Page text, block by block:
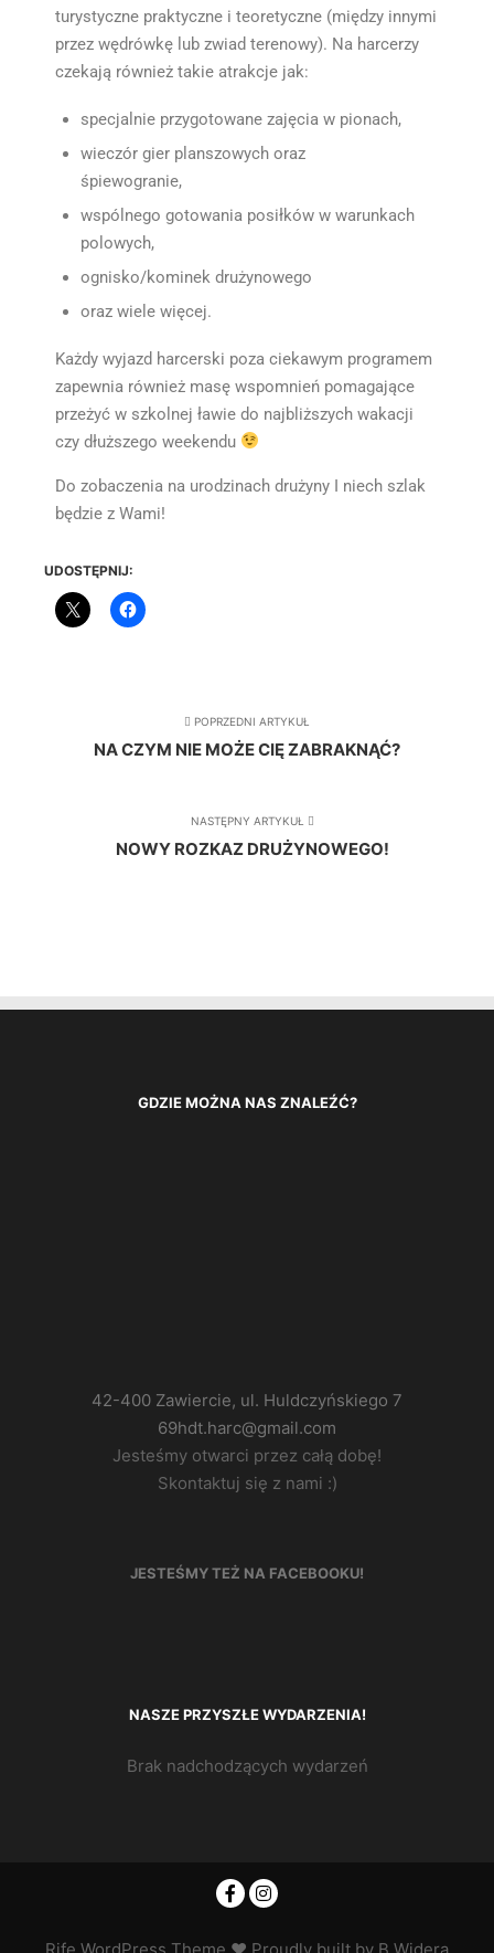
turystyczne praktyczne i teoretyczne (między innymi
przez wędrówkę lub zwiad terenowy). Na harcerzy
czekają również takie atrakcje jak:
specjalnie przygotowane zajęcia w pionach,
wieczór gier planszowych oraz
śpiewogranie,
wspólnego gotowania posiłków w warunkach
polowych,
ognisko/kominek drużynowego
oraz wiele więcej.
Każdy wyjazd harcerski poza ciekawym programem
zapewnia również masę wspomnień pomagające
przeżyć w szkolnej ławie do najbliższych wakacji
czy dłuższego weekendu
Do zobaczenia na urodzinach drużyny I niech szlak
będzie z Wami!
UDOSTĘPNIJ:
POPRZEDNI ARTYKUŁ
NA CZYM NIE MOŻE CIĘ ZABRAKNĄĆ?
NASTĘPNY ARTYKUŁ
NOWY ROZKAZ DRUŻYNOWEGO!
GDZIE MOŻNA NAS ZNALEŹĆ?
42-400 Zawiercie, ul. Huldczyńskiego 7
69hdt.harc@gmail.com
Jesteśmy otwarci przez całą dobę!
Skontaktuj się z nami :)
JESTEŚMY TEŻ NA FACEBOOKU!
NASZE PRZYSZŁE WYDARZENIA!
Brak nadchodzących wydarzeń